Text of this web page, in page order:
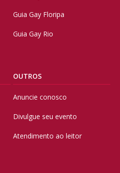
Guia Gay Floripa
Guia Gay Rio
OUTROS
Anuncie conosco
Divulgue seu evento
Atendimento ao leitor